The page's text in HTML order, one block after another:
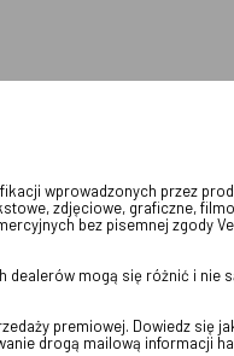
wprowadzonych przez
zdjęciowe, graficzne,
bez pisemnej zgody
dealerów mogą się różnić i nie
premiowej. Dowiedz się
drogą mailową informacji